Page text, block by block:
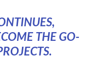
THE GO-